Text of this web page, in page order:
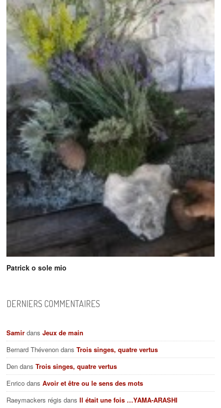
Patrick o sole mio
DERNIERS COMMENTAIRES
Samir dansJeux de main
Bernard Thévenon dansTrois singes, quatre vertus
Den dansTrois singes, quatre vertus
Enrico dansAvoir et être ou le sens des mots
Raeymackers régis dansIl était une fois …YAMA-ARASHI